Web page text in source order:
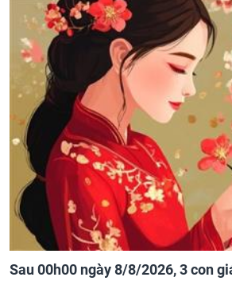
Sau 00h00 ngày 8/8/2026, 3 con